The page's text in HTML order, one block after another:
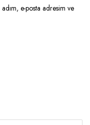
e-posta adresim ve